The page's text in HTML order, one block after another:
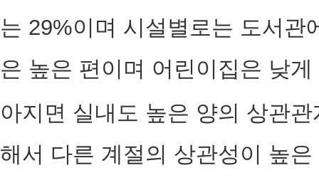
는 29%이며 시설별로는 도서관
은 높은 편이며 어린이집은 낮
아지면 실내도 높은 양의 상관
해서 다른 계절의 상관성이 높